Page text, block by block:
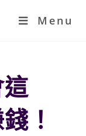
Menu
！